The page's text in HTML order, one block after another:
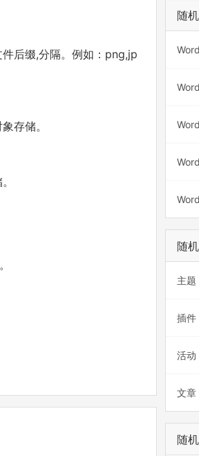
后缀,分隔。例如：png,jp
存储。
随
随
主题
插件
活动
文章
随